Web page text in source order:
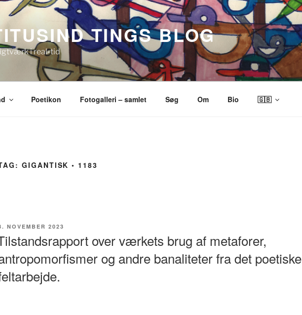
TINGS BLOG
i real-tid
Poetikon Fotogalleri – samlet Søg Om Bio 🇬🇧
GIGANTISK ◦ 1183
NOVEMBER 2023
over værkets brug af metaforer,
og andre banaliteter fra det poetiske